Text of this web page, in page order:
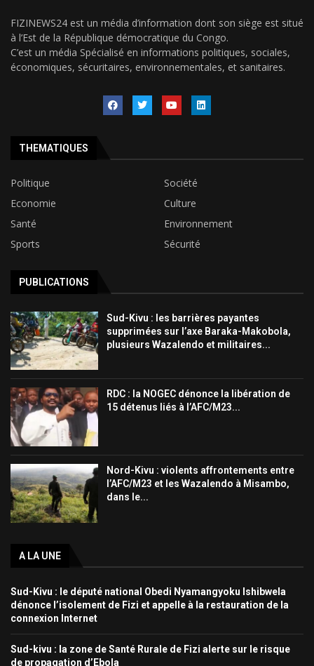
FIZINEWS24 est un média d’information dont son siège est situé
à l’Est de la République démocratique du Congo.
C’est un média Spécialisé en informations politiques, sociales,
économiques, sécuritaires, environnementales, et sanitaires.
THEMATIQUES
Politique
Société
Economie
Culture
Santé
Environnement
Sports
Sécurité
PUBLICATIONS
Sud-Kivu : les barrières payantes
supprimées sur l’axe Baraka-Makobola,
plusieurs Wazalendo et militaires...
RDC : la NOGEC dénonce la libération de
15 détenus liés à l’AFC/M23...
Nord-Kivu : violents affrontements entre
l’AFC/M23 et les Wazalendo à Misambo,
dans le...
A LA UNE
Sud-Kivu : le député national Obedi Nyamangyoku Ishibwela
dénonce l’isolement de Fizi et appelle à la restauration de la
connexion Internet
Sud-kivu : la zone de Santé Rurale de Fizi alerte sur le risque
de propagation d’Ebola